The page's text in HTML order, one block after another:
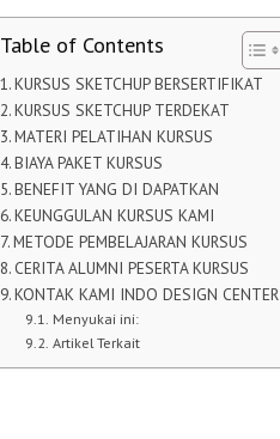
Table of Contents
KURSUS SKETCHUP BERSERTIFIKAT
KURSUS SKETCHUP TERDEKAT
MATERI PELATIHAN KURSUS
BIAYA PAKET KURSUS
BENEFIT YANG DI DAPATKAN
KEUNGGULAN KURSUS KAMI
METODE PEMBELAJARAN KURSUS
CERITA ALUMNI PESERTA KURSUS
KONTAK KAMI INDO DESIGN CENTER
Menyukai ini:
Artikel Terkait